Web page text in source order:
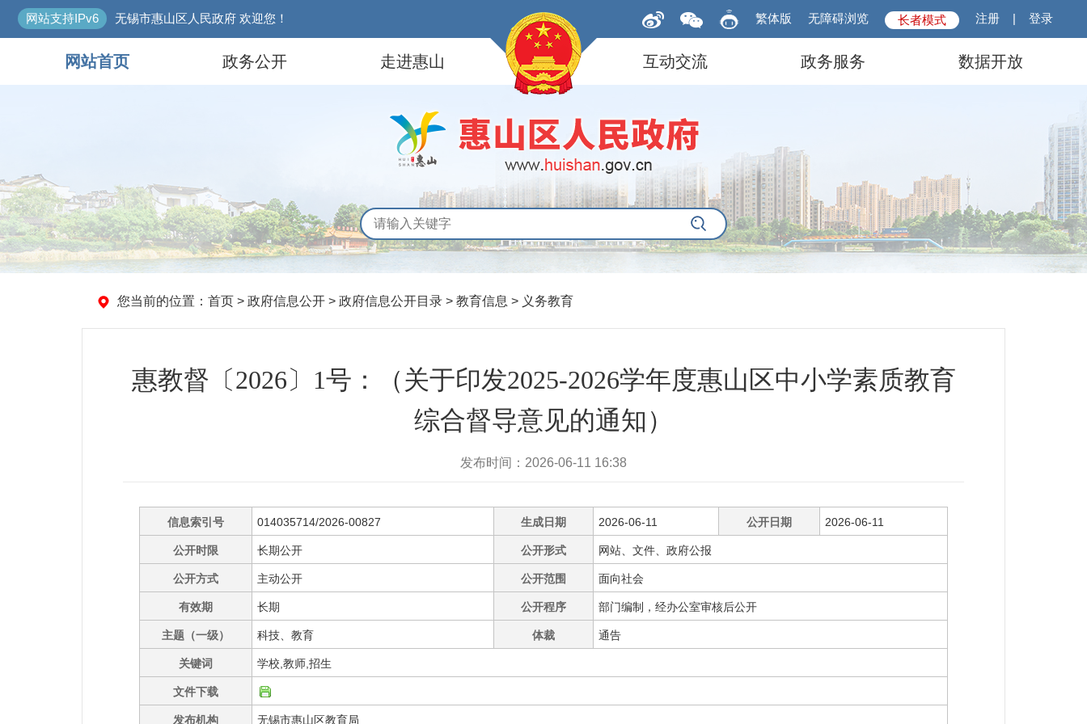
网站支持IPv6 无锡市惠山区人民政府 欢迎您！ 繁体版 无障碍浏览 长者模式 注册 | 登录
网站首页 政务公开 走进惠山 互动交流 政务服务 数据开放
您当前的位置： 首页 > 政府信息公开 > 政府信息公开目录 > 教育信息 > 义务教育
惠教督〔2026〕1号：（关于印发2025-2026学年度惠山区中小学素质教育
综合督导意见的通知）
发布时间：2026-06-11 16:38
信息索引号 014035714/2026-00827 生成日期 2026-06-11 公开日期 2026-06-11
公开时限 长期公开 公开形式 网站、文件、政府公报
公开方式 主动公开 公开范围 面向社会
有效期 长期 公开程序 部门编制，经办公室审核后公开
主题（一级） 科技、教育 体裁 通告
关键词 学校,教师,招生
文件下载
发布机构 无锡市惠山区教育局